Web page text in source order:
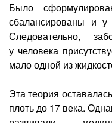
Было
сбалансированы и у
Следовательно,
у человека
мало одной из
Эта теория
плоть до 17 века.